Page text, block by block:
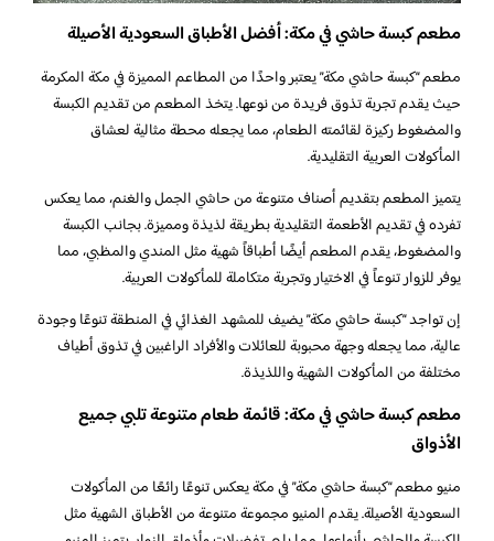
مطعم كبسة حاشي في مكة: أفضل الأطباق السعودية الأصيلة
مطعم “كبسة حاشي مكة” يعتبر واحدًا من المطاعم المميزة في مكة المكرمة
حيث يقدم تجربة تذوق فريدة من نوعها. يتخذ المطعم من تقديم الكبسة
والمضغوط ركيزة لقائمته الطعام، مما يجعله محطة مثالية لعشاق
المأكولات العربية التقليدية.
يتميز المطعم بتقديم أصناف متنوعة من حاشي الجمل والغنم، مما يعكس
تفرده في تقديم الأطعمة التقليدية بطريقة لذيذة ومميزة. بجانب الكبسة
والمضغوط، يقدم المطعم أيضًا أطباقاً شهية مثل المندي والمظبي، مما
يوفر للزوار تنوعاً في الاختيار وتجربة متكاملة للمأكولات العربية.
إن تواجد “كبسة حاشي مكة” يضيف للمشهد الغذائي في المنطقة تنوعًا وجودة
عالية، مما يجعله وجهة محبوبة للعائلات والأفراد الراغبين في تذوق أطياف
مختلفة من المأكولات الشهية واللذيذة.
مطعم كبسة حاشي في مكة: قائمة طعام متنوعة تلبي جميع
الأذواق
منيو مطعم “كبسة حاشي مكة” في مكة يعكس تنوعًا رائعًا من المأكولات
السعودية الأصيلة. يقدم المنيو مجموعة متنوعة من الأطباق الشهية مثل